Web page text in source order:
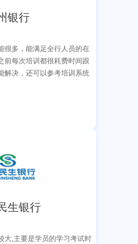
银行
很多，能满足全行人员的在
前每次培训都很耗费时间跟
解决，还可以参考培训系统
生银行
大,主要是学员的学习考试时